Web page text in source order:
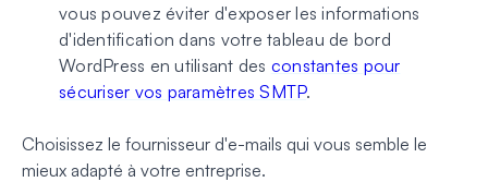
vous pouvez éviter d'exposer les informations
d'identification dans votre tableau de bord
WordPress en utilisant des constantes pour
sécuriser vos paramètres SMTP.
Choisissez le fournisseur d'e-mails qui vous semble le
mieux adapté à votre entreprise.